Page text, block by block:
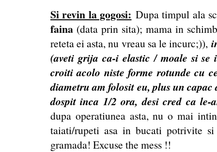
Si revin la gogosi: Dupa timpul ala
faina (data prin sita); mama in
reteta ei asta, nu vreau sa le incurc;)),
(aveti grija ca-i elastic / moale si
croiti acolo niste forme rotunde cu
diametru am folosit eu, plus un
dospit inca 1/2 ora, desi cred ca le-
dupa operatiunea asta, nu o mai
taiati/rupeti asa in bucati potrivite
gramada! Excuse the mess !!